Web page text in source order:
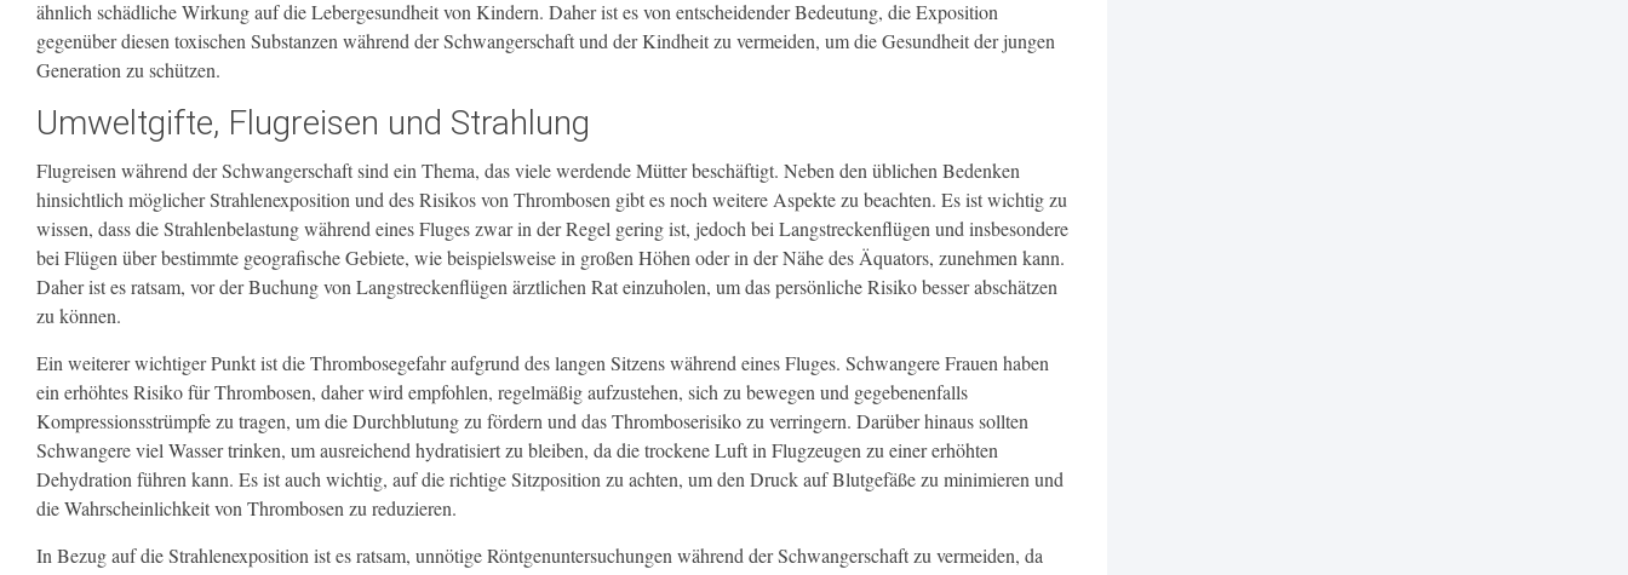
ähnlich schädliche Wirkung auf die Lebergesundheit von Kindern. Daher ist es von entscheidender Bedeutung, die Exposition
gegenüber diesen toxischen Substanzen während der Schwangerschaft und der Kindheit zu vermeiden, um die Gesundheit der jungen
Generation zu schützen.
Umweltgifte, Flugreisen und Strahlung
Flugreisen während der Schwangerschaft sind ein Thema, das viele werdende Mütter beschäftigt. Neben den üblichen Bedenken
hinsichtlich möglicher Strahlenexposition und des Risikos von Thrombosen gibt es noch weitere Aspekte zu beachten. Es ist wichtig zu
wissen, dass die Strahlenbelastung während eines Fluges zwar in der Regel gering ist, jedoch bei Langstreckenflügen und insbesondere
bei Flügen über bestimmte geografische Gebiete, wie beispielsweise in großen Höhen oder in der Nähe des Äquators, zunehmen kann.
Daher ist es ratsam, vor der Buchung von Langstreckenflügen ärztlichen Rat einzuholen, um das persönliche Risiko besser abschätzen
zu können.
Ein weiterer wichtiger Punkt ist die Thrombosegefahr aufgrund des langen Sitzens während eines Fluges. Schwangere Frauen haben
ein erhöhtes Risiko für Thrombosen, daher wird empfohlen, regelmäßig aufzustehen, sich zu bewegen und gegebenenfalls
Kompressionsstrümpfe zu tragen, um die Durchblutung zu fördern und das Thromboserisiko zu verringern. Darüber hinaus sollten
Schwangere viel Wasser trinken, um ausreichend hydratisiert zu bleiben, da die trockene Luft in Flugzeugen zu einer erhöhten
Dehydration führen kann. Es ist auch wichtig, auf die richtige Sitzposition zu achten, um den Druck auf Blutgefäße zu minimieren und
die Wahrscheinlichkeit von Thrombosen zu reduzieren.
In Bezug auf die Strahlenexposition ist es ratsam, unnötige Röntgenuntersuchungen während der Schwangerschaft zu vermeiden, da